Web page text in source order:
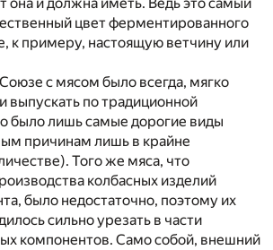
цвет ферментированного
к примеру, настоящую ветчину или
с мясом было всегда, мягко
выпускать по традиционной
было лишь самые дорогие виды
причинам лишь в крайне
Того же мяса, что
колбасных изделий
было недостаточно, поэтому их
сильно урезать в части
компонентов. Само собой, внешний